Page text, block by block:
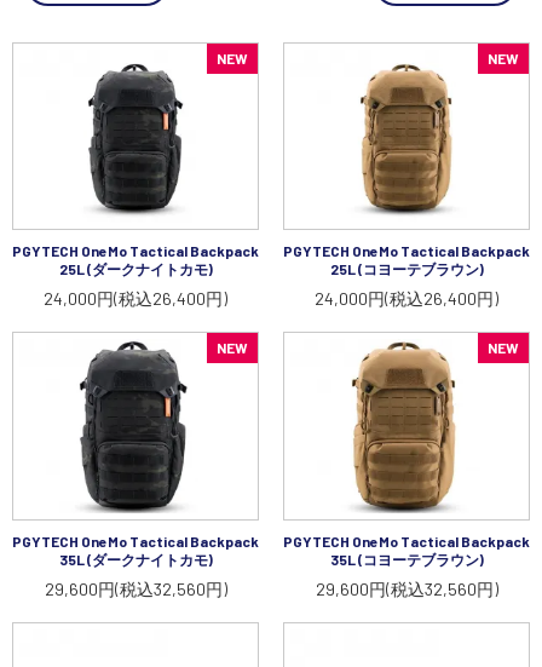
NEW
PGYTECH OneMo Tactical Backpack
25L (ダークナイトカモ)
24,000円(税込26,400円)
NEW
PGYTECH OneMo Tactical Backpack
25L (コヨーテブラウン)
24,000円(税込26,400円)
NEW
PGYTECH OneMo Tactical Backpack
35L (ダークナイトカモ)
29,600円(税込32,560円)
NEW
PGYTECH OneMo Tactical Backpack
35L (コヨーテブラウン)
29,600円(税込32,560円)